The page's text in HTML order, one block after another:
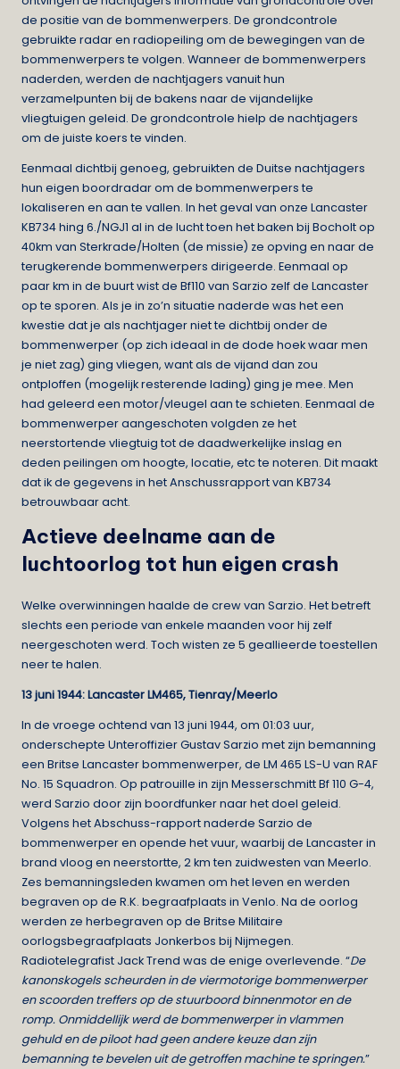
de positie van de bommenwerpers. De grondcontrole
gebruikte radar en radiopeiling om de bewegingen van de
bommenwerpers te volgen. Wanneer de bommenwerpers
naderden, werden de nachtjagers vanuit hun
verzamelpunten bij de bakens naar de vijandelijke
vliegtuigen geleid. De grondcontrole hielp de nachtjagers
om de juiste koers te vinden.
Eenmaal dichtbij genoeg, gebruikten de Duitse nachtjagers
hun eigen boordradar om de bommenwerpers te
lokaliseren en aan te vallen. In het geval van onze Lancaster
KB734 hing 6./NGJ1 al in de lucht toen het baken bij Bocholt op
40km van Sterkrade/Holten (de missie) ze opving en naar de
terugkerende bommenwerpers dirigeerde. Eenmaal op
paar km in de buurt wist de Bf110 van Sarzio zelf de Lancaster
op te sporen. Als je in zo’n situatie naderde was het een
kwestie dat je als nachtjager niet te dichtbij onder de
bommenwerper (op zich ideaal in de dode hoek waar men
je niet zag) ging vliegen, want als de vijand dan zou
ontploffen (mogelijk resterende lading) ging je mee. Men
had geleerd een motor/vleugel aan te schieten. Eenmaal de
bommenwerper aangeschoten volgden ze het
neerstortende vliegtuig tot de daadwerkelijke inslag en
deden peilingen om hoogte, locatie, etc te noteren. Dit maakt
dat ik de gegevens in het Anschussrapport van KB734
betrouwbaar acht.
Actieve deelname aan de
luchtoorlog tot hun eigen crash
Welke overwinningen haalde de crew van Sarzio. Het betreft
slechts een periode van enkele maanden voor hij zelf
neergeschoten werd. Toch wisten ze 5 geallieerde toestellen
neer te halen.
13 juni 1944: Lancaster LM465, Tienray/Meerlo
In de vroege ochtend van 13 juni 1944, om 01:03 uur,
onderschepte Unteroffizier Gustav Sarzio met zijn bemanning
een Britse Lancaster bommenwerper, de LM 465 LS-U van RAF
No. 15 Squadron. Op patrouille in zijn Messerschmitt Bf 110 G-4,
werd Sarzio door zijn boordfunker naar het doel geleid.
Volgens het Abschuss-rapport naderde Sarzio de
bommenwerper en opende het vuur, waarbij de Lancaster in
brand vloog en neerstortte, 2 km ten zuidwesten van Meerlo.
Zes bemanningsleden kwamen om het leven en werden
begraven op de R.K. begraafplaats in Venlo. Na de oorlog
werden ze herbegraven op de Britse Militaire
oorlogsbegraafplaats Jonkerbos bij Nijmegen.
Radiotelegrafist Jack Trend was de enige overlevende. “De
kanonskogels scheurden in de viermotorige bommenwerper
en scoorden treffers op de stuurboord binnenmotor en de
romp. Onmiddellijk werd de bommenwerper in vlammen
gehuld en de piloot had geen andere keuze dan zijn
bemanning te bevelen uit de getroffen machine te springen.”